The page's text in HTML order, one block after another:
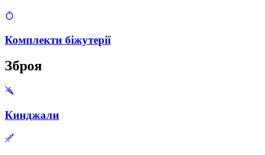
Комплекти біжутерії
Зброя
Кинджали